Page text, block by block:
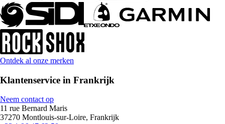
Ontdek al onze merken
Klantenservice in Frankrijk
Neem contact op
11 rue Bernard Maris
37270 Montlouis-sur-Loire, Frankrijk